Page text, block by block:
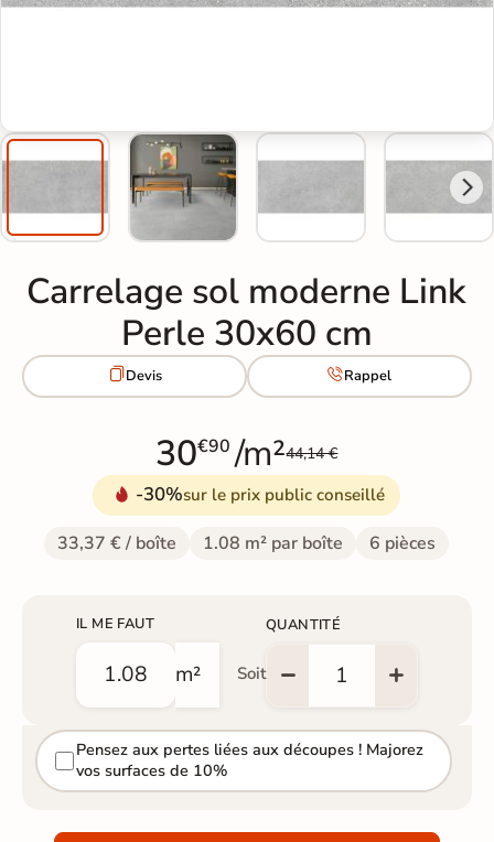
Carrelage sol moderne Link
Perle 30x60 cm
Devis Rappel
30€90 /m²44,14 €
-30%sur le prix public conseillé
33,37 € / boîte 1.08 m² par boîte 6 pièces
IL ME FAUT
m² Soit
QUANTITÉ
Pensez aux pertes liées aux découpes ! Majorez
vos surfaces de 10%